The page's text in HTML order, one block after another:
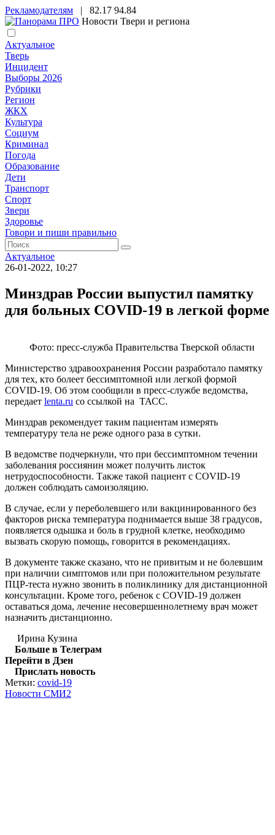
Рекламодателям | 82.17 94.84
Новости Твери и региона
Актуальное
Тверь
Инцидент
Выборы 2026
Рубрики
Регион
ЖКХ
Культура
Социум
Криминал
Погода
Образование
Дети
Транспорт
Спорт
Звери
Здоровье
Говори и пиши правильно
Актуальное
26-01-2022, 10:27
Минздрав России выпустил памятку
для больных COVID-19 в легкой форме
Фото: пресс-служба Правительства Тверской области
Министерство здравоохранения России разработало памятку
для тех, кто болеет бессимптомной или легкой формой
COVID-19. Об этом сообщили в пресс-службе ведомства,
передает lenta.ru со ссылкой на ТАСС.
Минздрав рекомендует таким пациентам измерять
температуру тела не реже одного раза в сутки.
В ведомстве подчеркнули, что при бессимптомном течении
заболевания россиянин может получить листок
нетрудоспособности. Также такой пациент с COVID-19
должен соблюдать самоизоляцию.
В случае, если у переболевшего или вакцинированного без
факторов риска температура поднимается выше 38 градусов,
появляется одышка и боль в грудной клетке, необходимо
вызвать скорую помощь, говорится в рекомендациях.
В документе также сказано, что не привитым и не болевшим
при наличии симптомов или при положительном результате
ПЦР-теста нужно звонить в поликлинику для дистанционной
консультации. Кроме того, ребенок с COVID-19 должен
оставаться дома, лечение несовершеннолетнему врач может
назначить дистанционно.
Ирина Кузина
Больше в Телеграм
Перейти в Дзен
Прислать новость
Метки: covid-19
Новости СМИ2